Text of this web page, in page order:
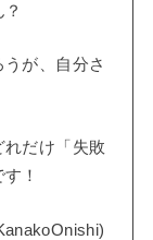
が、自分さ
だけ「失敗
！